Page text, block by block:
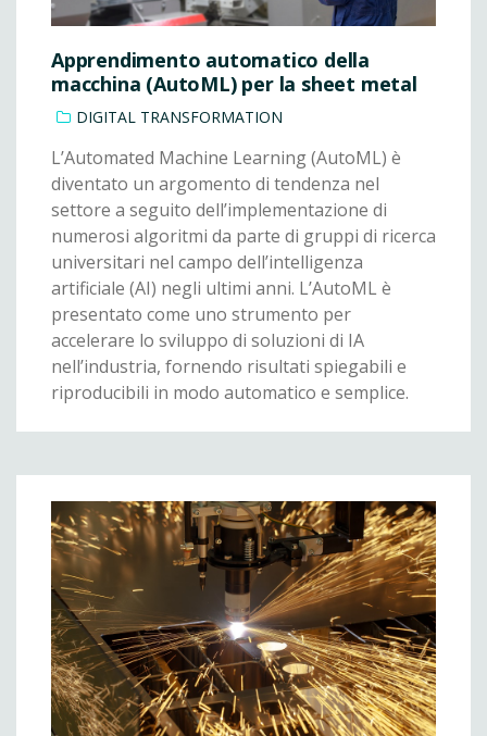
Apprendimento automatico della
macchina (AutoML) per la sheet metal
DIGITAL TRANSFORMATION
L’Automated Machine Learning (AutoML) è
diventato un argomento di tendenza nel
settore a seguito dell’implementazione di
numerosi algoritmi da parte di gruppi di ricerca
universitari nel campo dell’intelligenza
artificiale (AI) negli ultimi anni. L’AutoML è
presentato come uno strumento per
accelerare lo sviluppo di soluzioni di IA
nell’industria, fornendo risultati spiegabili e
riproducibili in modo automatico e semplice.